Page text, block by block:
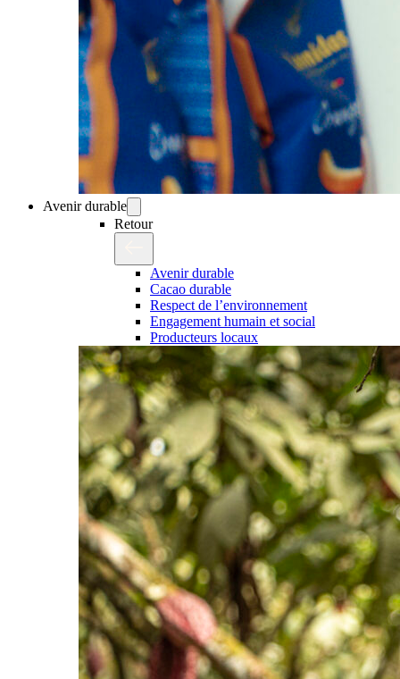
Avenir durable
Retour
Avenir durable
Cacao durable
Respect de l’environnement
Engagement humain et social
Producteurs locaux